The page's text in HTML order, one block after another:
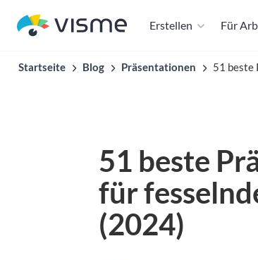
Erstellen Für
Startseite Blog Präsentationen 51 beste
51 beste
für
(2024)